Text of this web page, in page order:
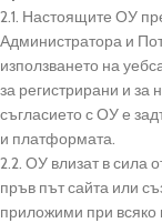
2.1. Настоящите ОУ
Администратора и
използването на
за регистрирани и за
съгласието с ОУ е
и платформата.
2.2. ОУ влизат в сила
пръв път сайта или
приложими при всяко